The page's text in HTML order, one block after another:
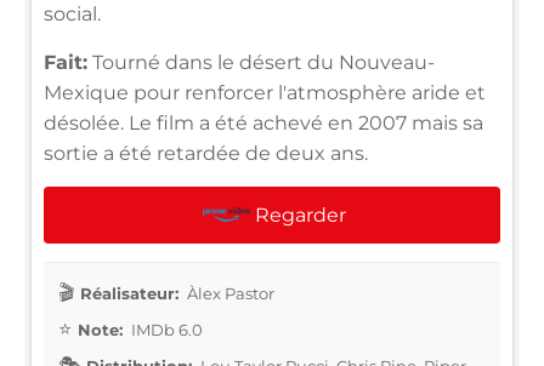
social.
Fait: Tourné dans le désert du Nouveau-
Mexique pour renforcer l'atmosphère aride et
désolée. Le film a été achevé en 2007 mais sa
sortie a été retardée de deux ans.
Regarder
Réalisateur: Àlex Pastor
Note: IMDb 6.0